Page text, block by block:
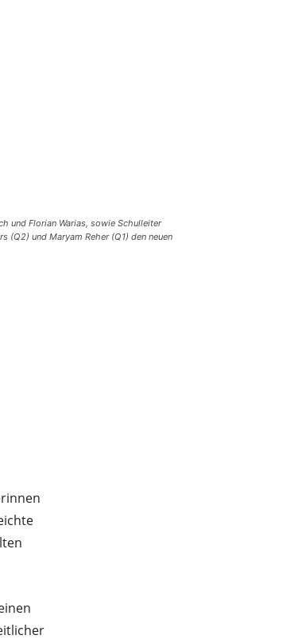
und Florian Warias, sowie Schulleiter
(Q2) und Maryam Reher (Q1) den neuen